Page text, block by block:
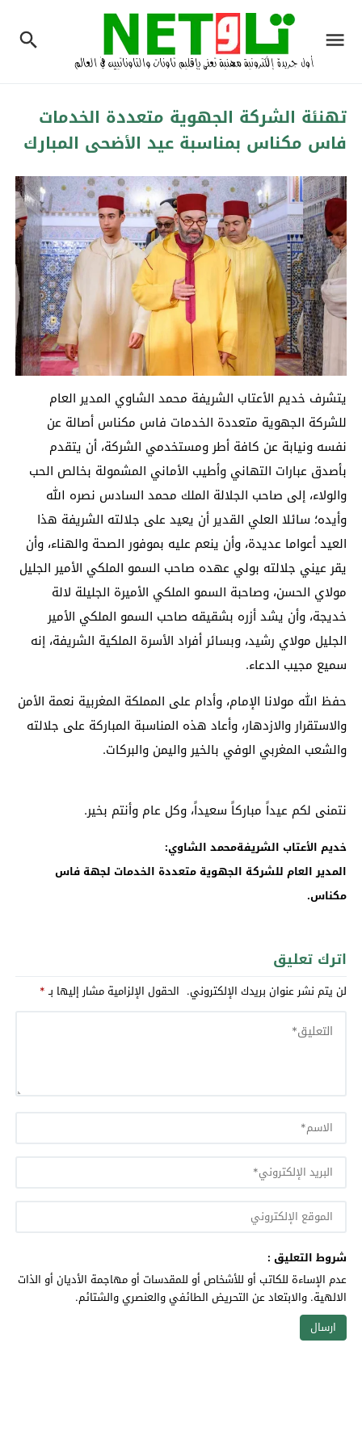
تهنئة الشركة الجهوية متعددة الخدمات
فاس مكناس بمناسبة عيد الأضحى المبارك
يتشرف خديم الأعتاب الشريفة محمد الشاوي المدير العام
للشركة الجهوية متعددة الخدمات فاس مكناس أصالة عن
نفسه ونيابة عن كافة أطر ومستخدمي الشركة، أن يتقدم
بأصدق عبارات التهاني وأطيب الأماني المشمولة بخالص الحب
والولاء، إلى صاحب الجلالة الملك محمد السادس نصره الله
وأيده؛ سائلا العلي القدير أن يعيد على جلالته الشريفة هذا
العيد أعواما عديدة، وأن ينعم عليه بموفور الصحة والهناء، وأن
يقر عيني جلالته بولي عهده صاحب السمو الملكي الأمير الجليل
مولاي الحسن، وصاحبة السمو الملكي الأميرة الجليلة لالة
خديجة، وأن يشد أزره بشقيقه صاحب السمو الملكي الأمير
الجليل مولاي رشيد، وبسائر أفراد الأسرة الملكية الشريفة، إنه
سميع مجيب الدعاء.
حفظ الله مولانا الإمام، وأدام على المملكة المغربية نعمة الأمن
والاستقرار والازدهار، وأعاد هذه المناسبة المباركة على جلالته
والشعب المغربي الوفي بالخير واليمن والبركات.
نتمنى لكم عيداً مباركاً سعيداً، وكل عام وأنتم بخير.
خديم الأعتاب الشريفةمحمد الشاوي:
المدير العام للشركة الجهوية متعددة الخدمات لجهة فاس
مكناس.
اترك تعليق
لن يتم نشر عنوان بريدك الإلكتروني. الحقول الإلزامية مشار إليها بـ*
شروط التعليق :
عدم الإساءة للكاتب أو للأشخاص أو للمقدسات أو مهاجمة الأديان أو الذات
الالهية. والابتعاد عن التحريض الطائفي والعنصري والشتائم.